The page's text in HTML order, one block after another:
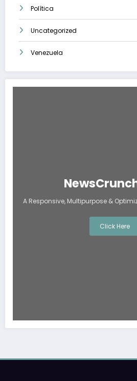
Política
Uncategorized
Venezuela
A Responsive, Multipurpose &
Click Here